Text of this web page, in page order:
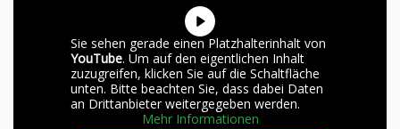
Sie sehen gerade einen Platzhalterinhalt von
YouTube. Um auf den eigentlichen Inhalt
zuzugreifen, klicken Sie auf die Schaltfläche
unten. Bitte beachten Sie, dass dabei Daten
an Drittanbieter weitergegeben werden.
Mehr Informationen